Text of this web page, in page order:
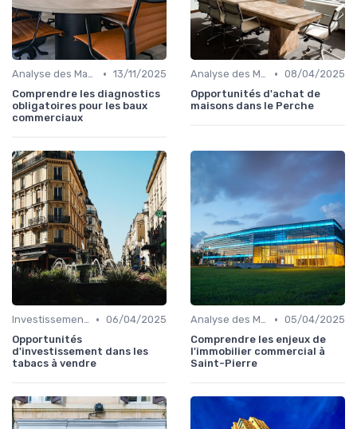
Analyse des Marchés Locaux et Globaux • 13/11/2025
Comprendre les diagnostics
obligatoires pour les baux
commerciaux
Analyse des Marchés Locaux et Globaux • 08/04/2025
Opportunités d'achat de
maisons dans le Perche
Investissements Immobiliers Stratégiques • 06/04/2025
Opportunités
d'investissement dans les
tabacs à vendre
Analyse des Marchés Locaux et Globaux • 05/04/2025
Comprendre les enjeux de
l'immobilier commercial à
Saint-Pierre